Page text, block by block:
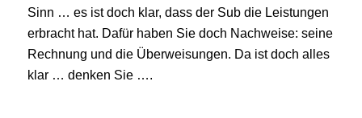
Sinn … es ist doch klar, dass der Sub die Leistungen
erbracht hat. Dafür haben Sie doch Nachweise: seine
Rechnung und die Überweisungen. Da ist doch alles
klar … denken Sie ….